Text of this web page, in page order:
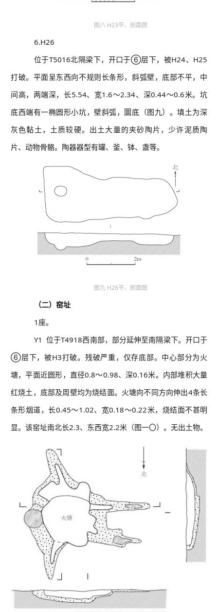
图八 H23平、剖面图
6.H26
位于T5016北隔梁下，开口于⑥层下，被H24、H25
打破。平面呈东西向不规则长条形，斜弧壁，底部不平，中
间高，两端深，长5.54、宽1.6～2.34、深0.44～0.6米。坑
底西端有一椭圆形小坑，壁斜弧，圜底（图九）。填土为深
灰色黏土，土质较硬。出土大量的夹砂陶片，少许泥质陶
片、动物骨骼。陶器器型有罐、釜、钵、盏等。
图九 H26平、剖面图
（二）窑址
1座。
Y1 位于T4918西南部，部分延伸至南隔梁下。开口于
⑥层下，被H3打破。残破严重，仅存底部。中心部分为火
塘，平面近圆形，直径0.8～0.98、深0.16米。内部堆积大量
红烧土，底部及周壁均为烧结面。火塘向不同方向伸出4条长
条形烟道，长0.45～1.02、宽0.18～0.22米，烧结面不甚明
显。该窑址南北长2.3、东西宽2.2米（图一〇）。无出土物。